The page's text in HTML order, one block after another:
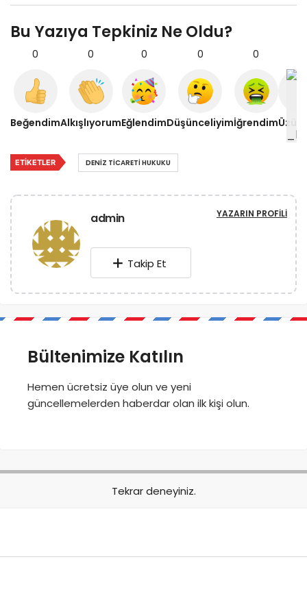
Bu Yazıya Tepkiniz Ne Oldu?
0
Beğendim
0
Alkışlıyorum
0
Eğlendim
0
Düşünceliyim
0
İğrendim
ETIKETLER DENIZ TICARETI HUKUKU
admin YAZARIN PROFILI
Takip Et
Bültenimize Katılın
Hemen ücretsiz üye olun ve yeni
güncellemelerden haberdar olan ilk kişi olun.
Tekrar deneyiniz.